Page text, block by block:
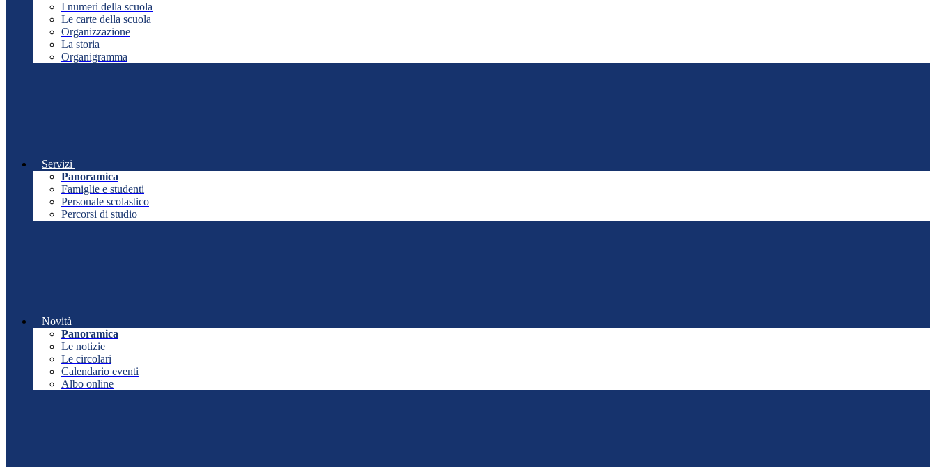
I numeri della scuola
Le carte della scuola
Organizzazione
La storia
Organigramma
Servizi
Panoramica
Famiglie e studenti
Personale scolastico
Percorsi di studio
Novità
Panoramica
Le notizie
Le circolari
Calendario eventi
Albo online